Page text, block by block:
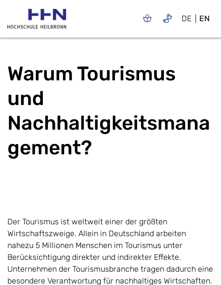
DE EN
Warum Tourismus
und
Nachhaltigkeitsmana
gement?
Der Tourismus ist weltweit einer der größten
Wirtschaftszweige. Allein in Deutschland arbeiten
nahezu 5 Millionen Menschen im Tourismus unter
Berücksichtigung direkter und indirekter Effekte.
Unternehmen der Tourismusbranche tragen dadurch eine
besondere Verantwortung für nachhaltiges Wirtschaften.